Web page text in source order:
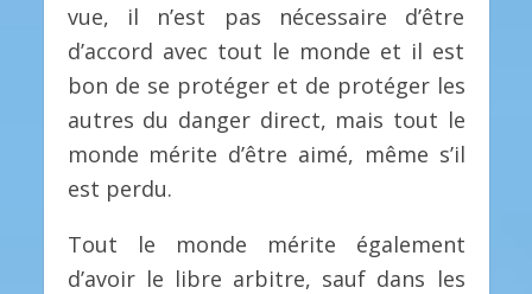
vue, il n’est pas nécessaire d’être
d’accord avec tout le monde et il est
bon de se protéger et de protéger les
autres du danger direct, mais tout le
monde mérite d’être aimé, même s’il
est perdu.
Tout le monde mérite également
d’avoir le libre arbitre, sauf dans les